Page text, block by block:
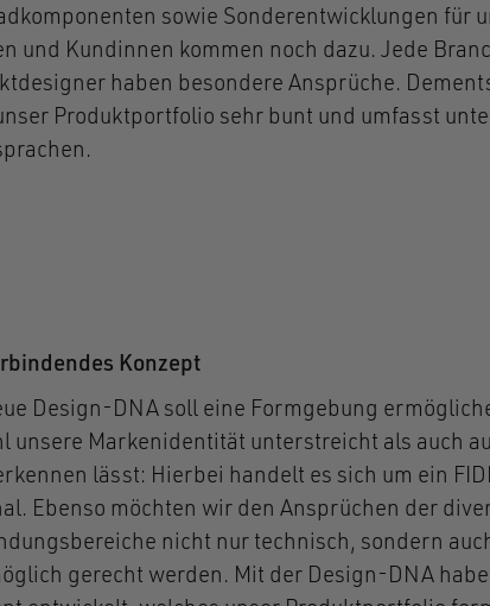
sowie Sonderentwicklungen für
und Kundinnen kommen noch dazu. Jede
haben besondere Ansprüche.
Produktportfolio sehr bunt und umfasst
Konzept
Design-DNA soll eine Formgebung
unsere Markenidentität unterstreicht als auch
lässt: Hierbei handelt es sich um ein
Ebenso möchten wir den Ansprüchen der
nicht nur technisch, sondern
gerecht werden. Mit der Design-DNA